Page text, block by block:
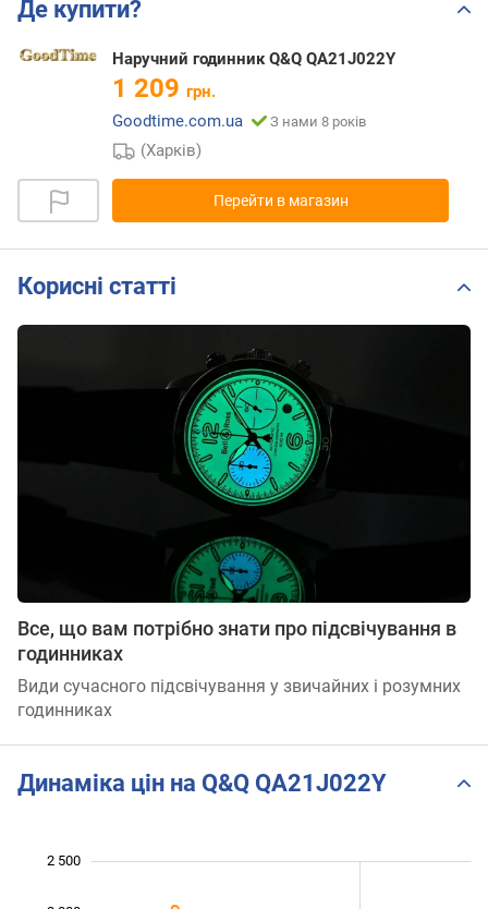
Де купити?
Наручний годинник Q&Q QA21J022Y
1 209 грн.
Goodtime.com.ua
З нами 8 років
(Харків)
Перейти в магазин
Корисні статті
Все, що вам потрібно знати про підсвічування в
годинниках
Види сучасного підсвічування у звичайних і розумних
годинниках
Динаміка цін на Q&Q QA21J022Y
2 500